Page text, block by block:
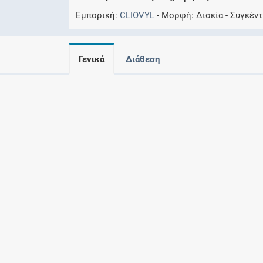
Εμπορική CLIOVYL Μορφή Δισκία
Γενικά Διάθεση